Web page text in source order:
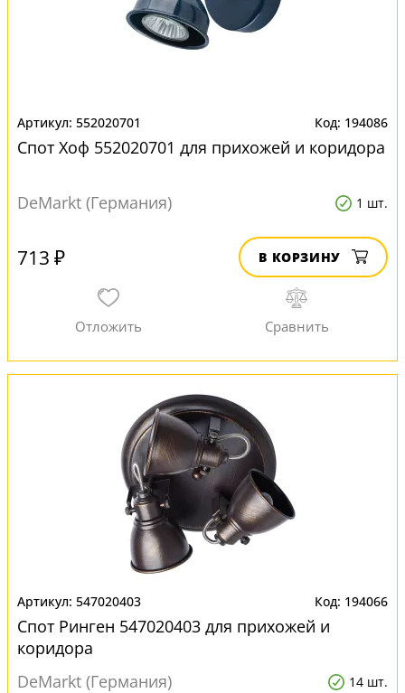
552020701 194086
Спот Хоф 552020701 для прихожей и коридора
DeMarkt (Германия) 1 шт.
713 ₽ В КОРЗИНУ
547020403 194066
Спот Ринген 547020403 для прихожей и
коридора
DeMarkt (Германия)
14 шт.